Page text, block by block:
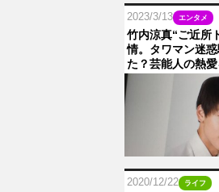
2023/3/13 エンタメ
竹内涼真“ご近所
情。タワマン迷
た？芸能人の熱
2020/12/22 ライフ